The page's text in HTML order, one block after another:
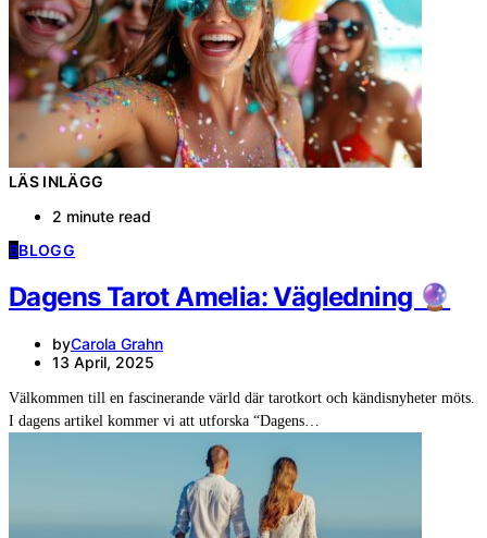
LÄS INLÄGG
2 minute read
BBLOGG
Dagens Tarot Amelia: Vägledning 🔮
byCarola Grahn
13 April, 2025
Välkommen till en fascinerande värld där tarotkort och kändisnyheter möts.
I dagens artikel kommer vi att utforska “Dagens…